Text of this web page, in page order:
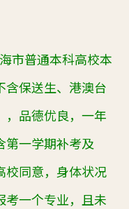
市普通本科高校本
含保送生、港澳台
，品德优良，一年
第一学期补考及
校同意，身体状况
考一个专业，且未